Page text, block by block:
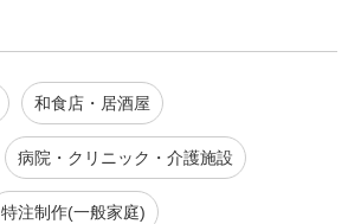
和食店・居酒屋
病院・クリニック・介護施設
特注制作(一般家庭)